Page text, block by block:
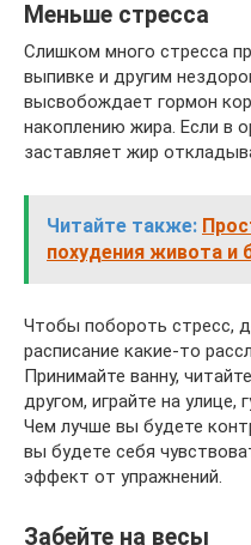
Меньше стресса
Слишком много стресса
выпивке и другим
высвобождает гормон
накоплению жира. Если в
заставляет жир
Читайте также:
похудения живота и
Чтобы побороть стресс,
расписание какие-то
Принимайте ванну,
другом, играйте на улице,
Чем лучше вы будете
вы будете себя
эффект от упражнений.
Забейте на весы